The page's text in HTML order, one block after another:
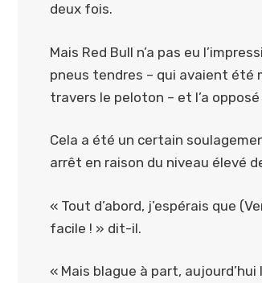
deux fois.
Mais Red Bull n’a pas eu
pneus tendres – qui avaient été
travers le peloton – et l’a
Cela a été un certain
arrêt en raison du niveau élevé
« Tout d’abord, j’espérais que
facile ! » dit-il.
« Mais blague à part,